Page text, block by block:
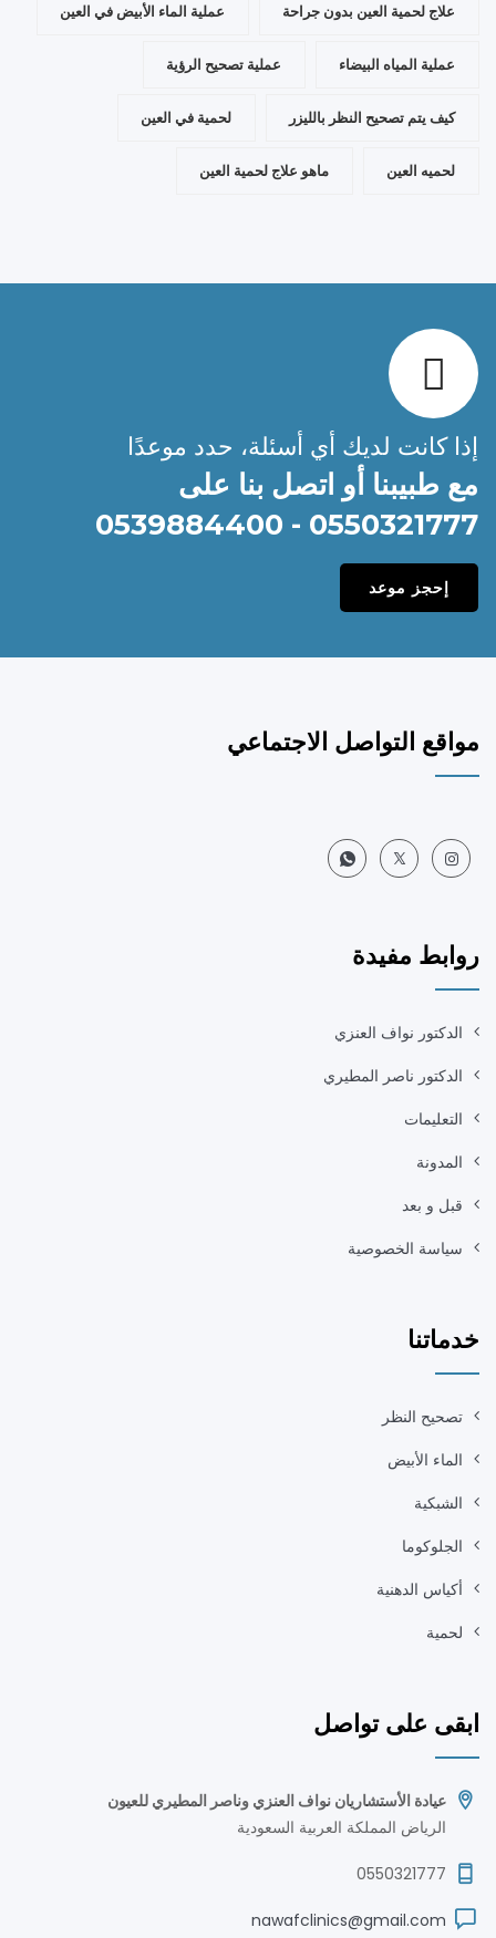
علاج لحمية العين بدون جراحة عملية الماء الأبيض في العين
عملية المياه البيضاء عملية تصحيح الرؤية
كيف يتم تصحيح النظر بالليزر لحمية في العين
لحميه العين ماهو علاج لحمية العين
إذا كانت لديك أي أسئلة، حدد موعدًا
مع طبيبنا أو اتصل بنا على
0550321777 - 0539884400
إحجز موعد
مواقع التواصل الاجتماعي
روابط مفيدة
الدكتور نواف العنزي
الدكتور ناصر المطيري
التعليمات
المدونة
قبل و بعد
سياسة الخصوصية
خدماتنا
تصحيح النظر
الماء الأبيض
الشبكية
الجلوكوما
أكياس الدهنية
لحمية
ابقى على تواصل
عيادة الأستشاريان نواف العنزي وناصر المطيري للعيون
الرياض المملكة العربية السعودية
0550321777
nawafclinics@gmail.com